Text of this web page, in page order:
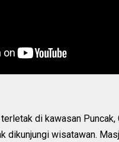
di kawasan
dikunjungi wisatawan.